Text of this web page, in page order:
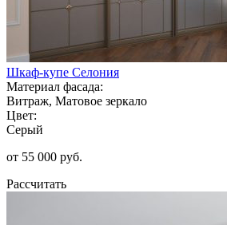
Шкаф-купе Селония
Материал фасада:
Витраж, Матовое зеркало
Цвет:
Серый
от 55 000 руб.
Рассчитать